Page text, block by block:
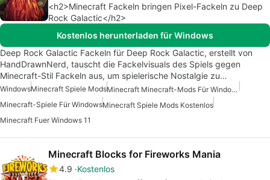
<h2>Minecraft Fackeln bringen Pixel-Fackeln zu Deep
Rock Galactic</h2>
Kostenlos herunterladen für Windows
Deep Rock Galactic Fackeln für Deep Rock Galactic, erstellt von
HandDrawnNerd, tauscht die Fackelvisuals des Spiels gegen
Minecraft-Stil Fackeln aus, um spielerische Nostalgie zu…
WindowsMinecraft Spiele Mods
Minecraft Minecraft-Mods Für Windows
Minecraft-Spiele Für WindowsMinecraft Spiele Mods Kostenlos
Minecraft Fuer Windows 11
Minecraft Blocks for Fireworks Mania
4.9 Kostenlos